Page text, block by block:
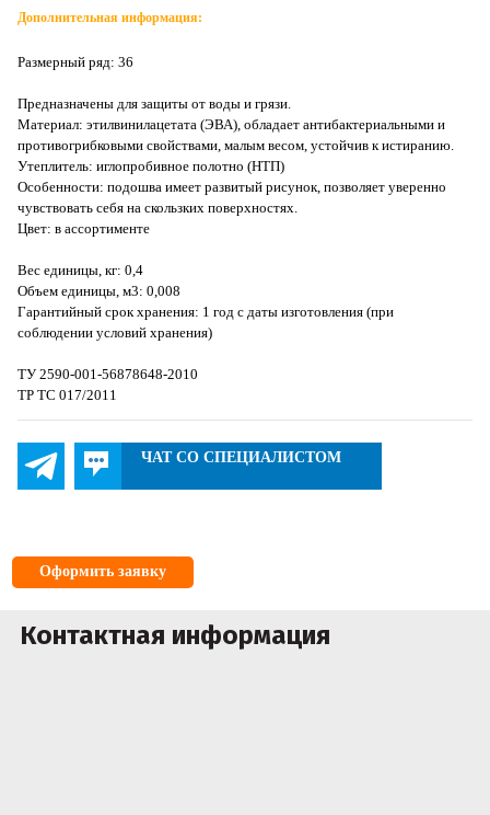
Дополнительная информация:
Размерный ряд: 36
Предназначены для защиты от воды и грязи.
Материал: этилвинилацетата (ЭВА), обладает антибактериальными и
противогрибковыми свойствами, малым весом, устойчив к истиранию.
Утеплитель: иглопробивное полотно (НТП)
Особенности: подошва имеет развитый рисунок, позволяет уверенно
чувствовать себя на скользких поверхностях.
Цвет: в ассортименте
Вес единицы, кг: 0,4
Объем единицы, м3: 0,008
Гарантийный срок хранения: 1 год с даты изготовления (при
соблюдении условий хранения)
ТУ 2590-001-56878648-2010
ТР ТС 017/2011
ЧАТ СО СПЕЦИАЛИСТОМ
Оформить заявку
Контактная информация